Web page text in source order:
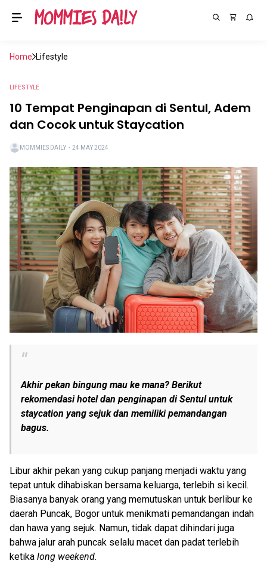
Home Lifestyle
LIFESTYLE
10 Tempat Penginapan di Sentul, Adem
dan Cocok untuk Staycation
MOMMIES DAILY ・ 24 MAY 2024
Akhir pekan bingung mau ke mana? Berikut
rekomendasi hotel dan penginapan di Sentul untuk
staycation yang sejuk dan memiliki pemandangan
bagus.
Libur akhir pekan yang cukup panjang menjadi waktu yang
tepat untuk dihabiskan bersama keluarga, terlebih si kecil.
Biasanya banyak orang yang memutuskan untuk berlibur ke
daerah Puncak, Bogor untuk menikmati pemandangan indah
dan hawa yang sejuk. Namun, tidak dapat dihindari juga
bahwa jalur arah puncak selalu macet dan padat terlebih
ketika long weekend.